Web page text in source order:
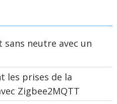
neutre avec un
les prises de la
Zigbee2MQTT